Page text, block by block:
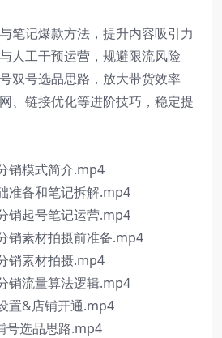
笔记爆款方法，提升内容吸引力
人工干预运营，规避限流风险
双号选品思路，放大带货效率
、链接优化等进阶技巧，稳定提
销模式简介.mp4
准备和笔记拆解.mp4
销起号笔记运营.mp4
销素材拍摄前准备.mp4
销素材拍摄.mp4
销流量算法逻辑.mp4
置&店铺开通.mp4
号选品思路.mp4